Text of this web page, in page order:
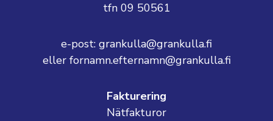
tfn 09 50561
e-post: grankulla@grankulla.fi
eller fornamn.efternamn@grankulla.fi
Fakturering
Nätfakturor